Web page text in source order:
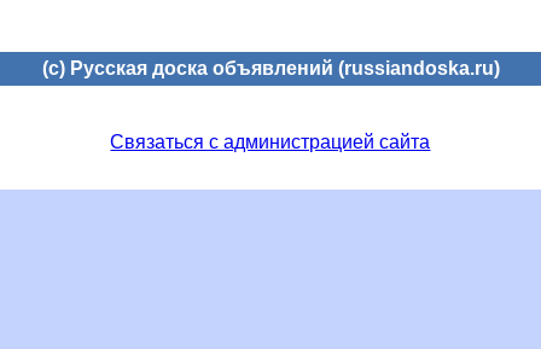
(c) Русская доска объявлений (russiandoska.ru)
Связаться с администрацией сайта